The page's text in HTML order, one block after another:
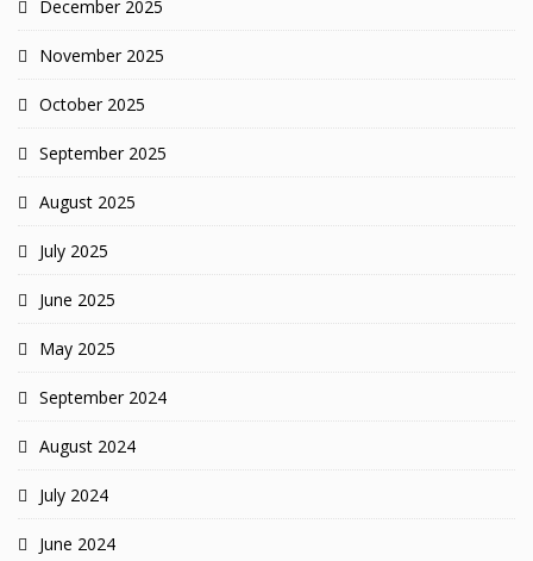
December 2025
November 2025
October 2025
September 2025
August 2025
July 2025
June 2025
May 2025
September 2024
August 2024
July 2024
June 2024